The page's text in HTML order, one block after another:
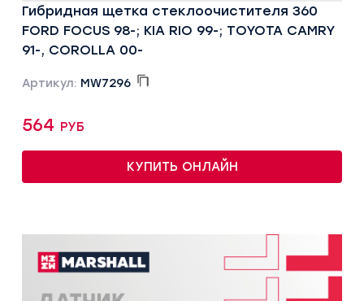
Гибридная щетка стеклоочистителя 360
FORD FOCUS 98-; KIA RIO 99-; TOYOTA CAMRY
91-, COROLLA 00-
Артикул: MW7296
564 руб
КУПИТЬ ОНЛАЙН